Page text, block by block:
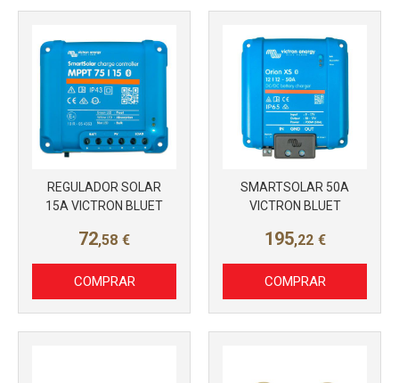
REGULADOR SOLAR
15A VICTRON BLUET
72,58 €
COMPRAR
SMARTSOLAR 50A
VICTRON BLUET
195,22 €
COMPRAR